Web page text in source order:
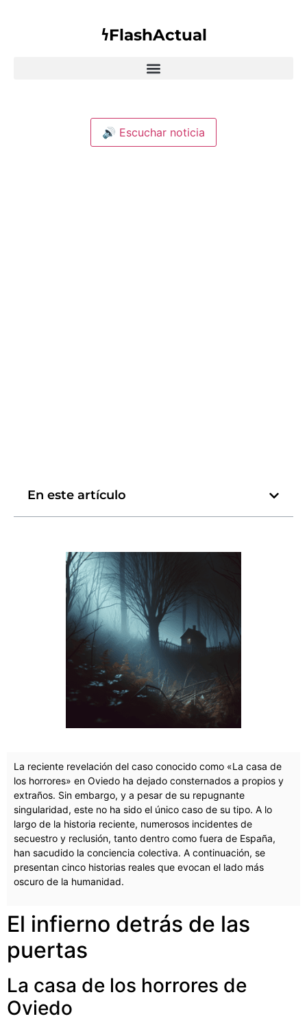
𐓏FlashActual
🔊 Escuchar noticia
En este artículo
La reciente revelación del caso conocido como «La casa de
los horrores» en Oviedo ha dejado consternados a propios y
extraños. Sin embargo, y a pesar de su repugnante
singularidad, este no ha sido el único caso de su tipo. A lo
largo de la historia reciente, numerosos incidentes de
secuestro y reclusión, tanto dentro como fuera de España,
han sacudido la conciencia colectiva. A continuación, se
presentan cinco historias reales que evocan el lado más
oscuro de la humanidad.
El infierno detrás de las
puertas
La casa de los horrores de
Oviedo